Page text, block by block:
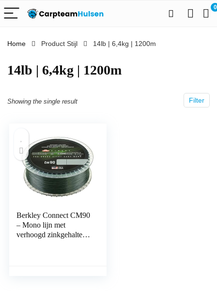
0
Home Product Stijl ‎14lb | 6,4kg | 1200m
‎14lb | 6,4kg | 1200m
Filter
Showing the single result
Berkley Connect CM90
– Mono lijn met
verhoogd zinkgehalte en